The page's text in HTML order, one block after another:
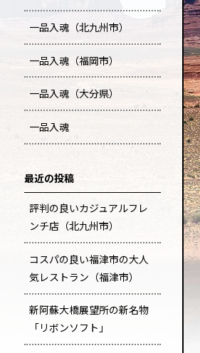
一品入魂（北九州市）
一品入魂（福岡市）
一品入魂（大分県）
一品入魂
最近の投稿
評判の良いカジュアルフレ
ンチ店（北九州市）
コスパの良い福津市の大人
気レストラン（福津市）
新阿蘇大橋展望所の新名物
「リボンソフト」